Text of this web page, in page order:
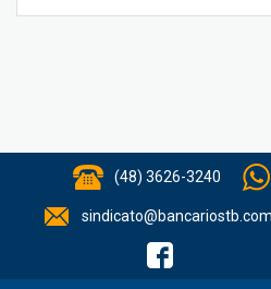
(48) 3626-3240